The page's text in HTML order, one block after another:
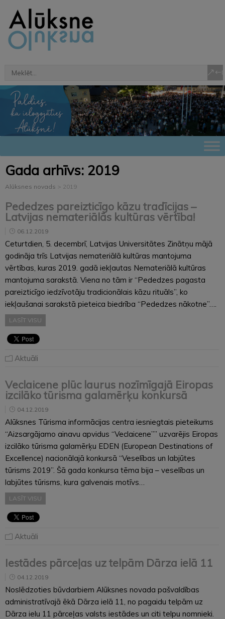
Gada arhīvs: 2019
Alūksnes novads > 2019
Pededzes pareizticīgo kāzu tradīcijas –
Latvijas nemateriālās kultūras vērtība!
06.12.2019
Ceturtdien, 5. decembrī, Latvijas Universitātes Zinātņu mājā
godināja trīs Latvijas nemateriālā kultūras mantojuma
vērtības, kuras 2019. gadā iekļautas Nemateriālā kultūras
mantojuma sarakstā. Viena no tām ir “Pededzes pagasta
pareizticīgo iedzīvotāju tradicionālais kāzu rituāls”, ko
iekļaušanai sarakstā pieteica biedrība “Pededzes nākotne”….
LASĪT VISU
Aktuāli
Veclaicene plūc laurus nozīmīgajā Eiropas
izcilāko tūrisma galamērķu konkursā
04.12.2019
Alūksnes Tūrisma informācijas centra iesniegtais pieteikums
“Aizsargājamo ainavu apvidus “Veclaicene”” uzvarējis Eiropas
izcilāko tūrisma galamērķu EDEN (European Destinations of
Excellence) nacionālajā konkursā “Veselības un labjūtes
tūrisms 2019”. Šā gada konkursa tēma bija – veselības un
labjūtes tūrisms, kura galvenais motīvs…
LASĪT VISU
Aktuāli
Iestādes pārceļas uz telpām Dārza ielā 11
04.12.2019
Noslēdzoties būvdarbiem Alūksnes novada pašvaldības
administratīvajā ēkā Dārza ielā 11, no pagaidu telpām uz
Dārza ielu 11 pārceļas valsts iestādes un citi telpu nomnieki.